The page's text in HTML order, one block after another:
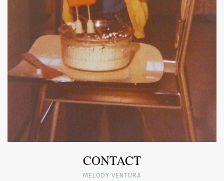
CONTACT
MELODY VENTURA